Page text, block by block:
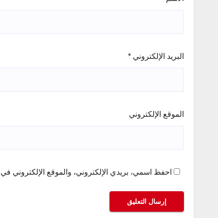
البريد الإلكتروني *
الموقع الإلكتروني
احفظ اسمي، بريدي الإلكتروني، والموقع الإلكتروني